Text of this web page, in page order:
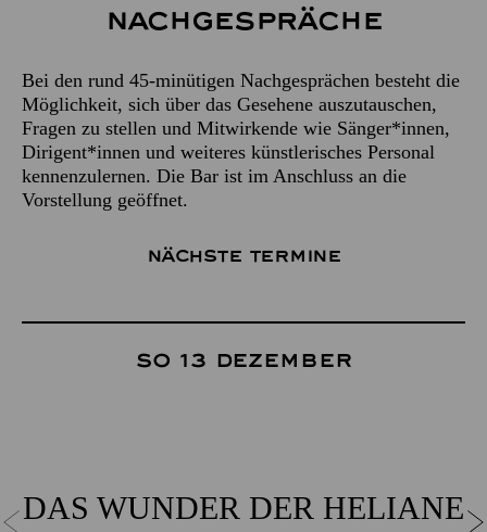
Nachgespräche
Bei den rund 45-minütigen Nachgesprächen besteht die
Möglichkeit, sich über das Gesehene auszutauschen,
Fragen zu stellen und Mitwirkende wie Sänger*innen,
Dirigent*innen und weiteres künstlerisches Personal
kennenzulernen. Die Bar ist im Anschluss an die
Vorstellung geöffnet.
Nächste Termine
So 13 Dezember
DAS WUNDER DER HELIANE